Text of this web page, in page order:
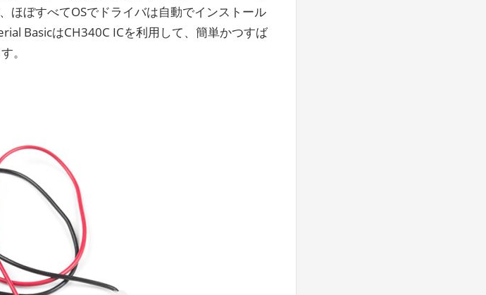
ほぼすべてOSでドライバは自動でインストール
BasicはCH340C ICを利用して、簡単かつすば
。